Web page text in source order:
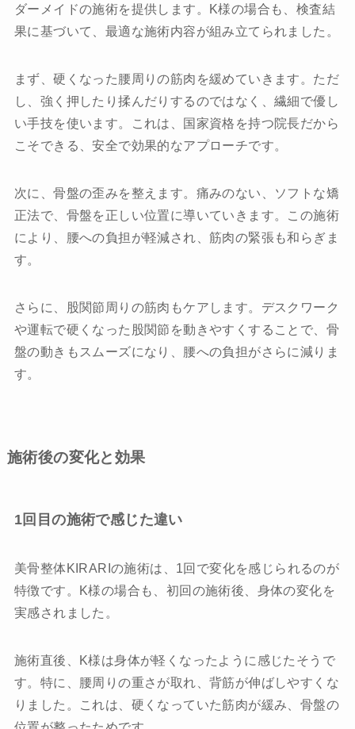
ダーメイドの施術を提供します。K様の場合も、検査結
果に基づいて、最適な施術内容が組み立てられました。
まず、硬くなった腰周りの筋肉を緩めていきます。ただ
し、強く押したり揉んだりするのではなく、繊細で優し
い手技を使います。これは、国家資格を持つ院長だから
こそできる、安全で効果的なアプローチです。
次に、骨盤の歪みを整えます。痛みのない、ソフトな矯
正法で、骨盤を正しい位置に導いていきます。この施術
により、腰への負担が軽減され、筋肉の緊張も和らぎま
す。
さらに、股関節周りの筋肉もケアします。デスクワーク
や運転で硬くなった股関節を動きやすくすることで、骨
盤の動きもスムーズになり、腰への負担がさらに減りま
す。
施術後の変化と効果
1回目の施術で感じた違い
美骨整体KIRARIの施術は、1回で変化を感じられるのが
特徴です。K様の場合も、初回の施術後、身体の変化を
実感されました。
施術直後、K様は身体が軽くなったように感じたそうで
す。特に、腰周りの重さが取れ、背筋が伸ばしやすくな
りました。これは、硬くなっていた筋肉が緩み、骨盤の